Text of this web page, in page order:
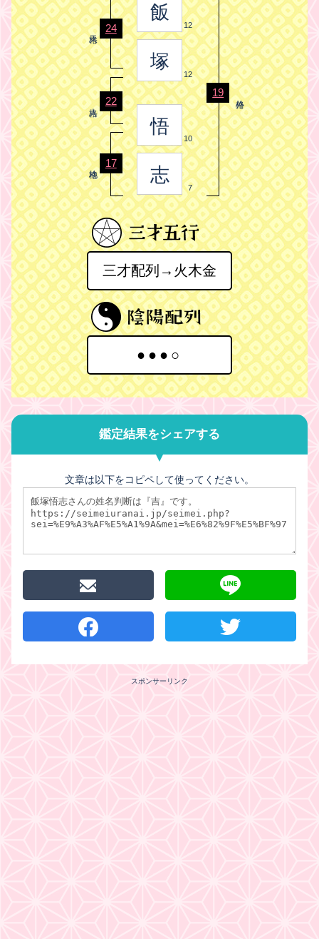
飯
12
塚
12
24
22
悟
10
志
7
17
19
三才配列→火木金
●●●○
鑑定結果をシェアする
文章は以下をコピペして使ってください。
スポンサーリンク